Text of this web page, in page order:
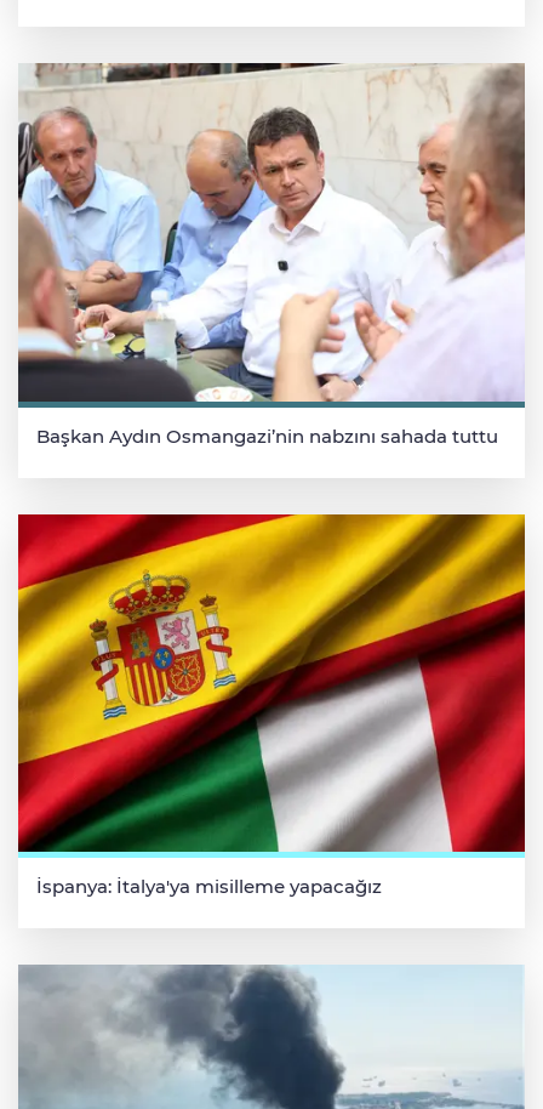
Başkan Aydın Osmangazi’nin nabzını sahada tuttu
İspanya: İtalya'ya misilleme yapacağız